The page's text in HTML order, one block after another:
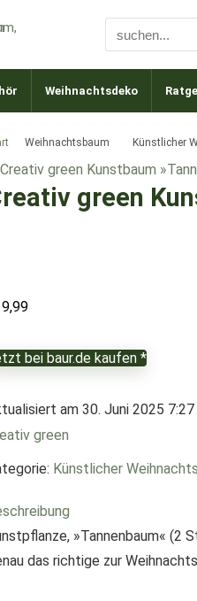
Weihnachtsdeko
Weihnachtsbaum Künstlicher
green
bei baur.de kaufen *
am 30. Juni 2025 7:27
green
Künstlicher
»Tannenbaum« (2
das richtige zur